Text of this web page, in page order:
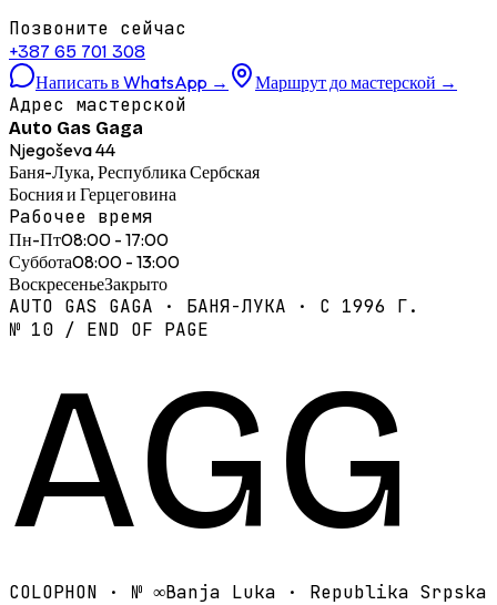
Позвоните сейчас
+387 65 701 308
Написать в WhatsApp → Маршрут до мастерской →
Адрес мастерской
Auto Gas Gaga
Njegoševa 44
Баня-Лука, Республика Сербская
Босния и Герцеговина
Рабочее время
Пн-Пт08:00 - 17:00
Суббота08:00 - 13:00
ВоскресеньеЗакрыто
AUTO GAS GAGA · БАНЯ-ЛУКА · С 1996 Г.
№ 10 / END OF PAGE
AGG
COLOPHON · № ∞Banja Luka · Republika Srpska